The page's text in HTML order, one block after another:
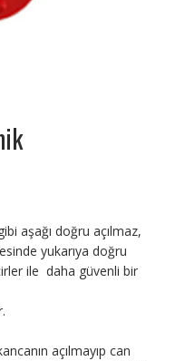
aşağı doğru açılmaz,
yukarıya doğru
ile daha güvenli bir
açılmayıp can